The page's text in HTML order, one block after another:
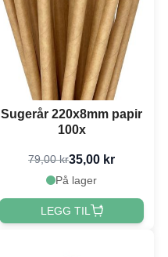
Sugerår 220x8mm papir
100x
79,00 kr35,00 kr
På lager
LEGG TIL